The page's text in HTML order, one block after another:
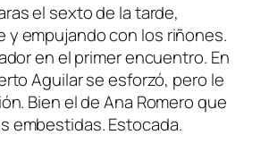
el sexto de la tarde,
y empujando con los riñones.
en el primer encuentro. En
Aguilar se esforzó, pero le
Bien el de Ana Romero que
embestidas. Estocada.